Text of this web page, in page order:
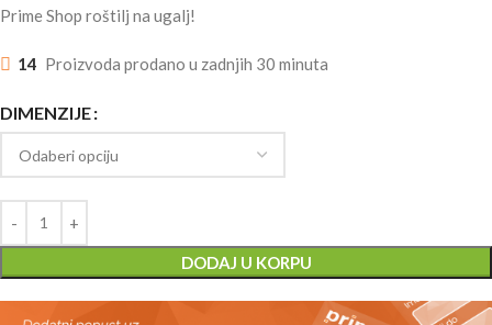
Prime Shop roštilj na ugalj!
14 Proizvoda prodano u zadnjih 30 minuta
DIMENZIJE
DODAJ U KORPU